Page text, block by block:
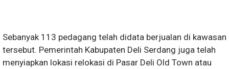
Sebanyak 113 pedagang telah didata berjualan di kawasan
tersebut. Pemerintah Kabupaten Deli Serdang juga telah
menyiapkan lokasi relokasi di Pasar Deli Old Town atau